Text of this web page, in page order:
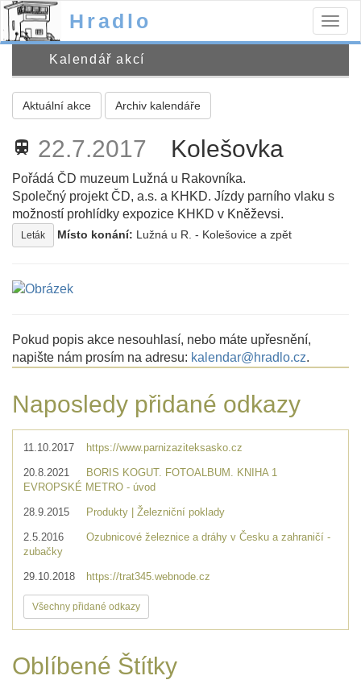
Hradlo
Kalendář akcí
Aktuální akce Archiv kalendáře
train 22.7.2017 Kolešovka
Pořádá ČD muzeum Lužná u Rakovníka.
Společný projekt ČD, a.s. a KHKD. Jízdy parního vlaku s
možností prohlídky expozice KHKD v Kněževsi.
Leták Místo konání: Lužná u R. - Kolešovice a zpět
Pokud popis akce nesouhlasí, nebo máte upřesnění,
napište nám prosím na adresu: kalendar@hradlo.cz.
Naposledy přidané odkazy
11.10.2017 https://www.parnizaziteksasko.cz
20.8.2021
BORIS KOGUT. FOTOALBUM. KNIHA 1
EVROPSKÉ METRO - úvod
28.9.2015 Produkty | Železniční poklady
2.5.2016
Ozubnicové železnice a dráhy v Česku a zahraničí -
zubačky
29.10.2018 https://trat345.webnode.cz
Všechny přidané odkazy
Oblíbené Štítky